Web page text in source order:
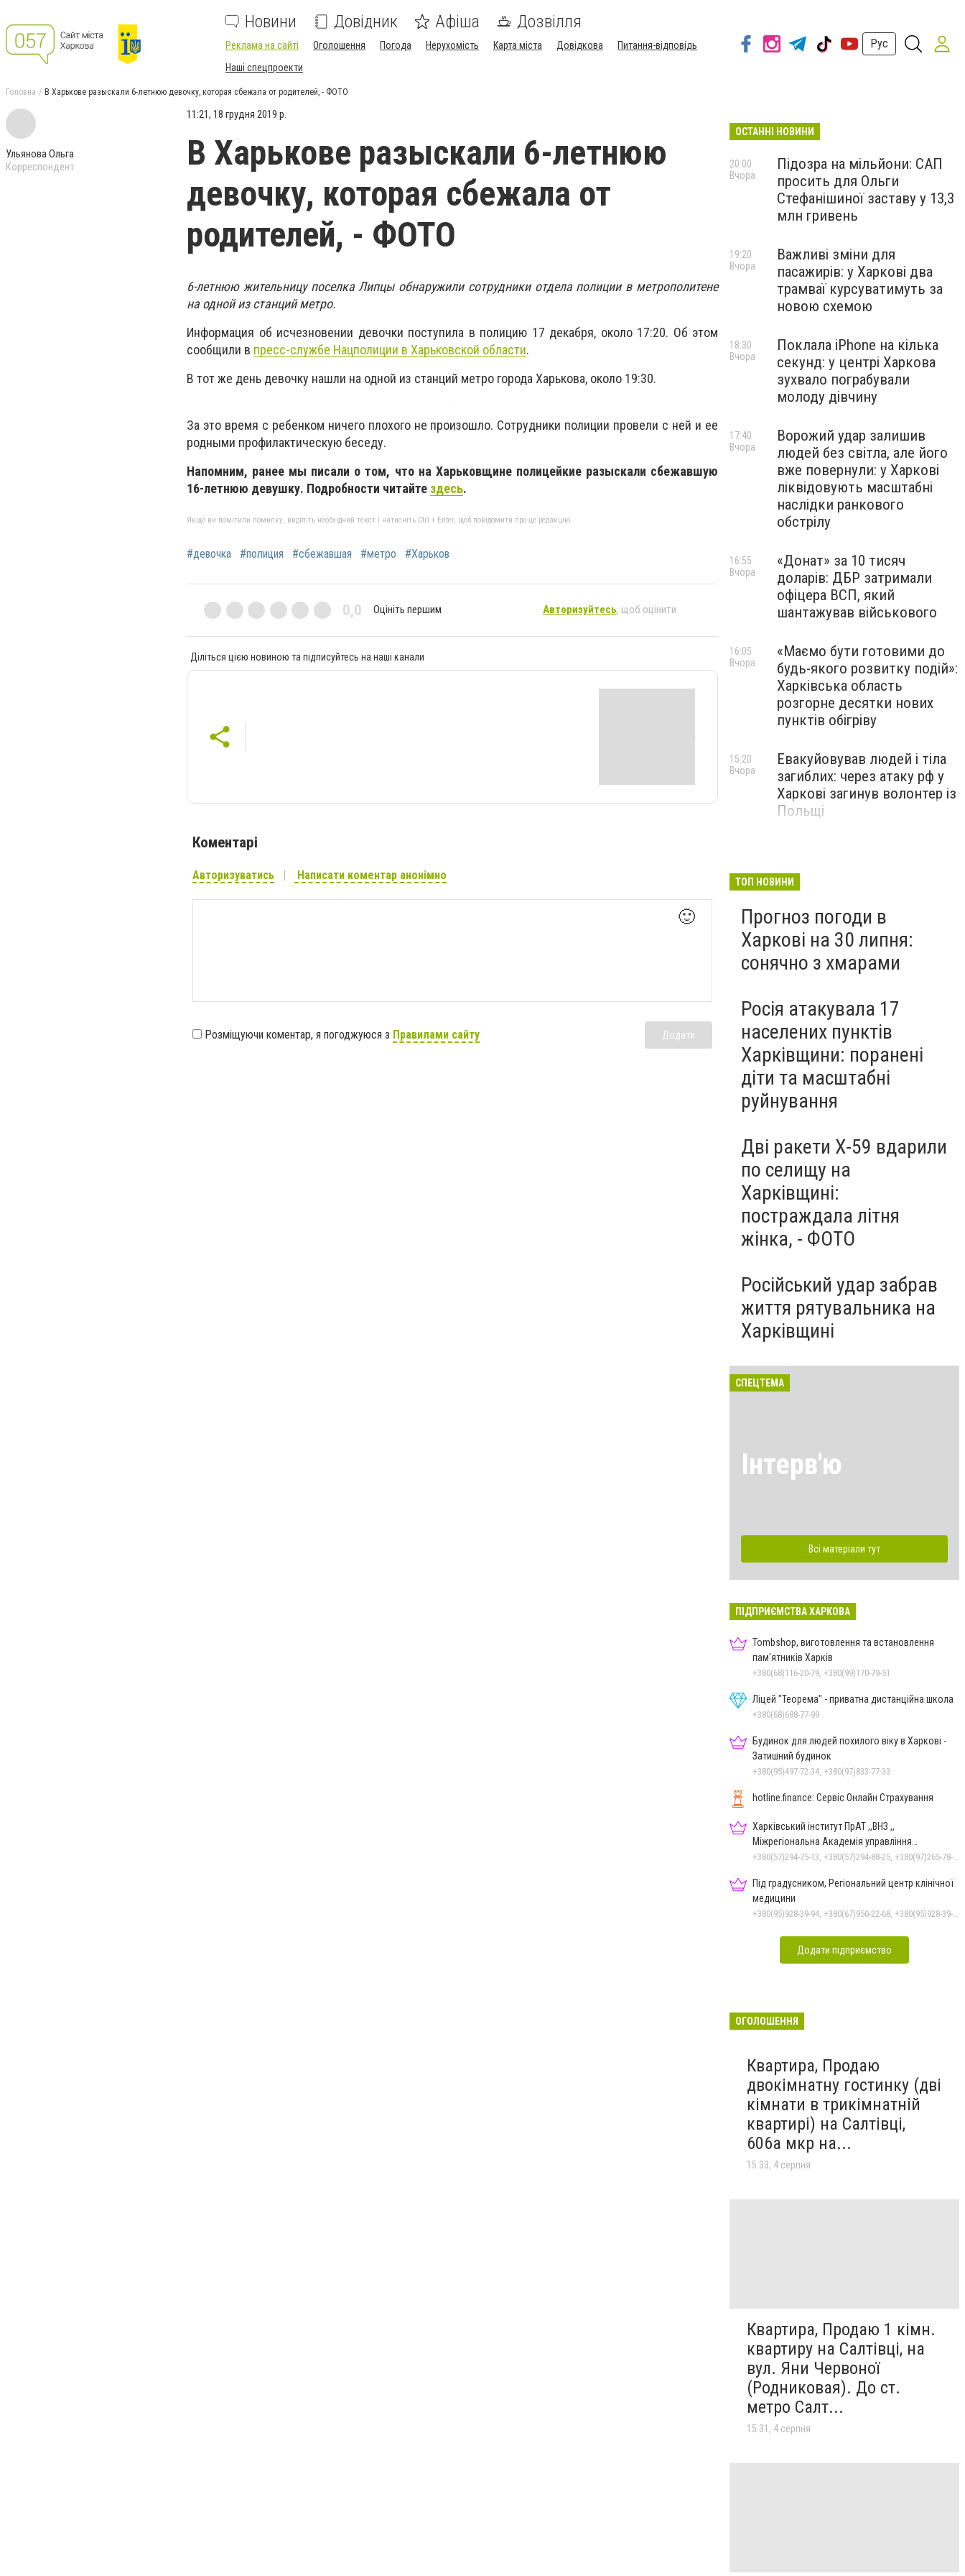
Новини Довідник Афіша Дозвілля
Реклама на сайті Оголошення Погода Нерухомість Карта міста Довідкова
Питання-відповідь
Наші спецпроекти
Рус
Головна В Харькове разыскали 6-летнюю девочку, которая сбежала от родителей, - ФОТО
Ульянова Ольга
Корреспондент
11:21, 18 грудня 2019 р.
В Харькове разыскали 6-летнюю
девочку, которая сбежала от
родителей, - ФОТО
6-летнюю жительницу поселка Липцы обнаружили сотрудники отдела полиции в метрополитене
на одной из станций метро.
Информация об исчезновении девочки поступила в полицию 17 декабря, около 17:20. Об этом
сообщили в пресс-службе Нацполиции в Харьковской области.
В тот же день девочку нашли на одной из станций метро города Харькова, около 19:30.
За это время с ребенком ничего плохого не произошло. Сотрудники полиции провели с ней и ее
родными профилактическую беседу.
Напомним, ранее мы писали о том, что на Харьковщине полицейкие разыскали сбежавшую
16-летнюю девушку. Подробности читайте здесь.
Якщо ви помітили помилку, виділіть необхідний текст і натисніть Ctrl + Enter, щоб повідомити про це редакцію
#девочка #полиция #сбежавшая #метро #Харьков
0,0 Оцініть першим Авторизуйтесь, щоб оцінити
Діліться цією новиною та підписуйтесь на наші канали
Коментарі
Авторизуватись Написати коментар анонімно
🙂
Розміщуючи коментар, я погоджуюся з Правилами сайту Додати
ОСТАННІ НОВИНИ
Підозра на мільйони: САП
просить для Ольги
Стефанішиної заставу у 13,3
млн гривень
20:00
Вчора
Важливі зміни для
пасажирів: у Харкові два
трамваї курсуватимуть за
новою схемою
19:20
Вчора
Поклала iPhone на кілька
секунд: у центрі Харкова
зухвало пограбували
молоду дівчину
18:30
Вчора
Ворожий удар залишив
людей без світла, але його
вже повернули: у Харкові
ліквідовують масштабні
наслідки ранкового
обстрілу
17:40
Вчора
«Донат» за 10 тисяч
доларів: ДБР затримали
офіцера ВСП, який
шантажував військового
16:55
Вчора
«Маємо бути готовими до
будь-якого розвитку подій»:
Харківська область
розгорне десятки нових
пунктів обігріву
16:05
Вчора
Евакуйовував людей і тіла
загиблих: через атаку рф у
Харкові загинув волонтер із
Польщі
15:20
Вчора
Харкові викрили члена
ТОП НОВИНИ
Прогноз погоди в
Харкові на 30 липня:
сонячно з хмарами
Росія атакувала 17
населених пунктів
Харківщини: поранені
діти та масштабні
руйнування
Дві ракети Х-59 вдарили
по селищу на
Харківщині:
постраждала літня
жінка, - ФОТО
Російський удар забрав
життя рятувальника на
Харківщині
СПЕЦТЕМА
Інтерв'ю
Всі матеріали тут
ПІДПРИЄМСТВА ХАРКОВА
Tombshop, виготовлення та встановлення
пам'ятників Харків
+380(68)116-20-79, +380(99)170-79-51
Ліцей "Теорема" - приватна дистанційна школа
+380(68)688-77-99
Будинок для людей похилого віку в Харкові -
Затишний будинок
+380(95)497-72-34, +380(97)833-77-33
hotline.finance: Сервіс Онлайн Страхування
Харківський інститут ПрАТ ,,ВНЗ ,,
Міжрегіональна Академія управління
персоналомʼʼ , МАУП
Під градусником, Регіональний центр клінічної
медицини
Додати підприємство
ОГОЛОШЕННЯ
Квартира, Продаю
двокімнатну гостинку (дві
кімнати в трикімнатній
квартирі) на Салтівці,
606а мкр на...
15:33, 4 серпня
Квартира, Продаю 1 кімн.
квартиру на Салтівці, на
вул. Яни Червоної
(Родниковая). До ст.
метро Салт...
15:31, 4 серпня